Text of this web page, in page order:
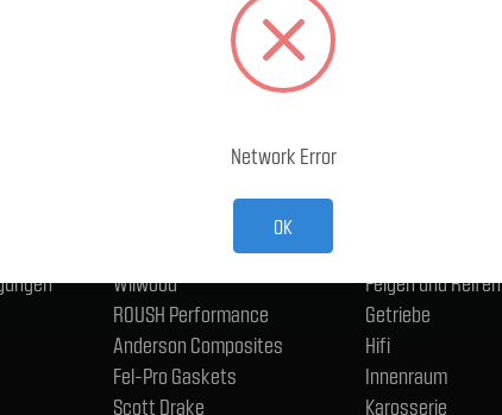
Ford Performance Racing
Wilwood
ROUSH Performance
Anderson Composites
Fel-Pro Gaskets
Scott Drake
Felgen und Reifen
Getriebe
Hifi
Innenraum
Karosserie
Network Error
OK